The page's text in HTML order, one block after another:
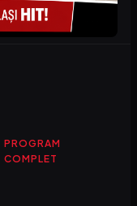
PROGRAM
COMPLET